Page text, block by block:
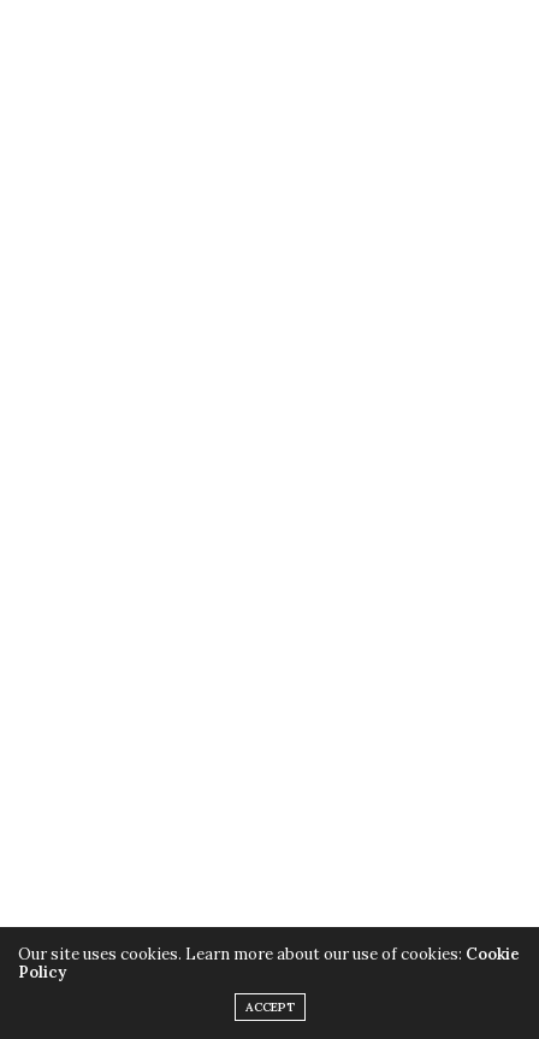
Our site uses cookies. Learn more about our use of cookies: Cookie
Policy
ACCEPT